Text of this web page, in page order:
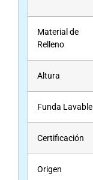
Material de
Relleno
Altura
Funda Lavable
Certificación
Origen